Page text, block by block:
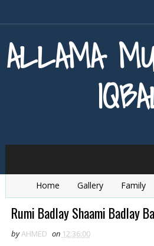
ALLAMA
Home Gallery Family
Zarb e Kaleem
Armaghan
Rumi Badlay Shaami Badlay
byAHMED on 12:36:00